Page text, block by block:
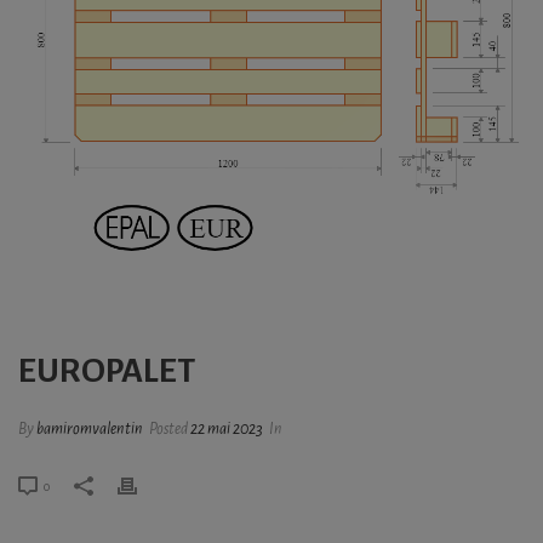
EUROPALET
By bamiromvalentin Posted 22 mai 2023 In
0